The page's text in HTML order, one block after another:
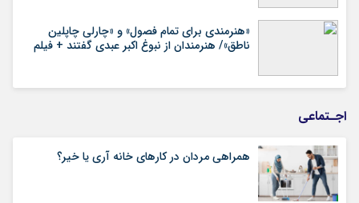
«هنرمندی برای تمام فصول» و «چارلی چاپلین
ناطق»/ هنرمندان از نبوغ اکبر عبدی گفتند + فیلم
اجـتماعی
همراهی مردان در کارهای خانه آری یا خیر؟